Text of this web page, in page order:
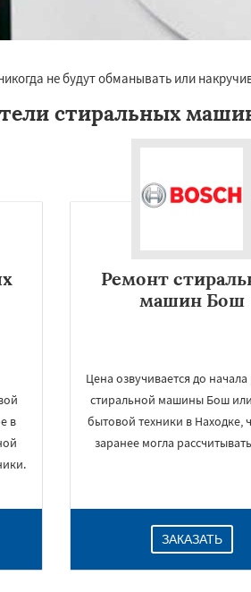
не будут обманывать или
стиральных
в
Ремонт
машин Бош
Цена озвучивается до
стиральной машины Бош
бытовой техники в Находке,
заранее могла
ЗАКАЗАТЬ